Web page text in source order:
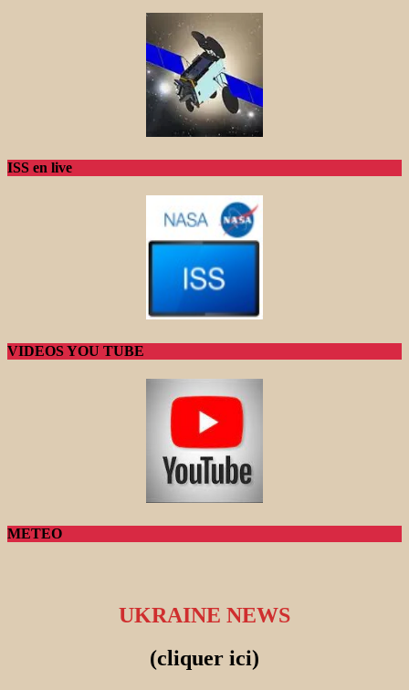
ISS en live
VIDEOS YOU TUBE
METEO
UKRAINE NEWS
(cliquer ici)